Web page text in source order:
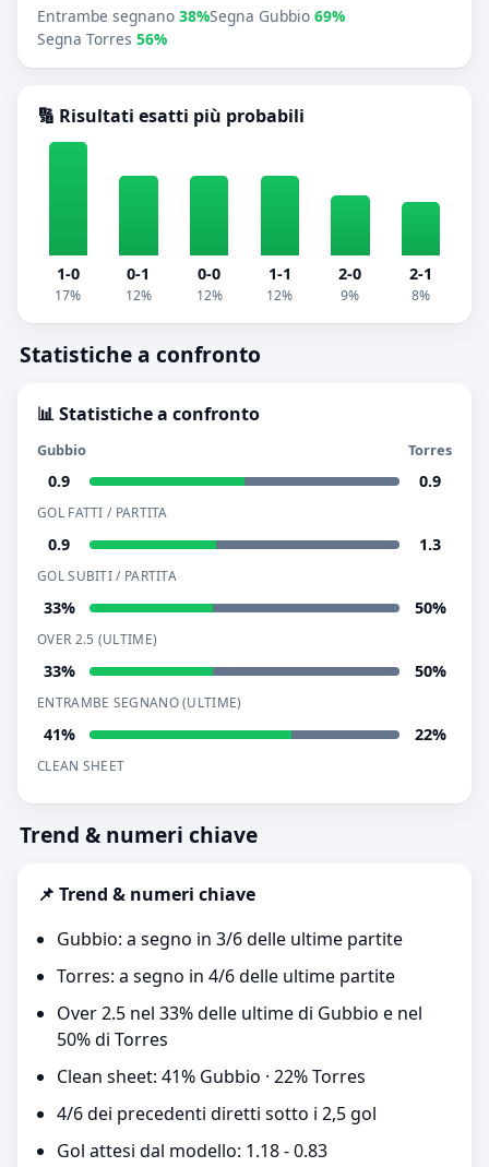
Entrambe segnano 38%Segna Gubbio 69%
Segna Torres 56%
🔢 Risultati esatti più probabili
1-0
17%
0-1
12%
0-0
12%
1-1
12%
2-0
9%
2-1
8%
Statistiche a confronto
📊 Statistiche a confronto
Gubbio Torres
0.9 0.9
GOL FATTI / PARTITA
0.9 1.3
GOL SUBITI / PARTITA
33% 50%
OVER 2.5 (ULTIME)
33% 50%
ENTRAMBE SEGNANO (ULTIME)
41% 22%
CLEAN SHEET
Trend & numeri chiave
📌 Trend & numeri chiave
Gubbio: a segno in 3/6 delle ultime partite
Torres: a segno in 4/6 delle ultime partite
Over 2.5 nel 33% delle ultime di Gubbio e nel
50% di Torres
Clean sheet: 41% Gubbio · 22% Torres
4/6 dei precedenti diretti sotto i 2,5 gol
Gol attesi dal modello: 1.18 - 0.83